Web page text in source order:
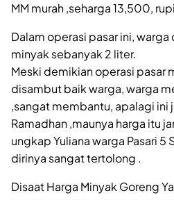
MM murah ,seharga 13,500,
Dalam operasi pasar ini,
minyak sebanyak 2 liter.
Meski demikian operasi pasar
disambut baik warga, warga
,sangat membantu, apalagi ini
Ramadhan ,maunya harga itu
ungkap Yuliana warga Pasari 5
dirinya sangat tertolong .
Disaat Harga Minyak Goreng